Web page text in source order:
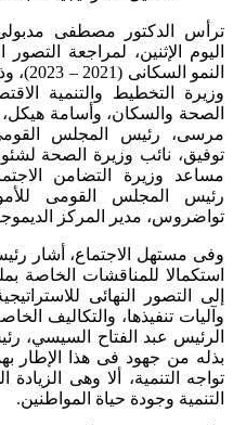
ترأس الدكتور مصطفى
اليوم الإثنين، لمراجعة
النمو
وزيرة التخطيط والتنمية
الصحة والسكان، وأسامة هيكل،
مرسى، رئيس المجلس
توفيق، نائب وزيرة الصحة
مساعد وزيرة التضامن
رئيس المجلس القومى
تواضروس، مدير المركز
وفى مستهل الاجتماع، أشار
استكمالا للمناقشات الخاصة
إلى التصور النهائى
وآليات تنفيذها، والتكاليف
الرئيس عبد الفتاح السيسي،
بذله من جهود فى هذا الإطار
تواجه التنمية، ألا وهى
التنمية وجودة حياة المواطنين.